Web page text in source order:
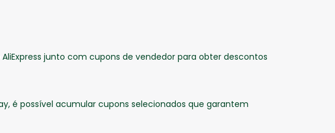
junto com cupons de vendedor para obter descontos
é possível acumular cupons selecionados que garantem